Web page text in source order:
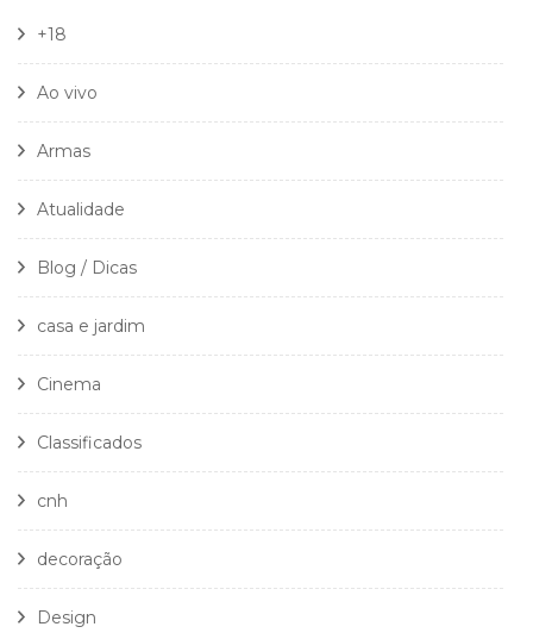
+18
Ao vivo
Armas
Atualidade
Blog / Dicas
casa e jardim
Cinema
Classificados
cnh
decoração
Design